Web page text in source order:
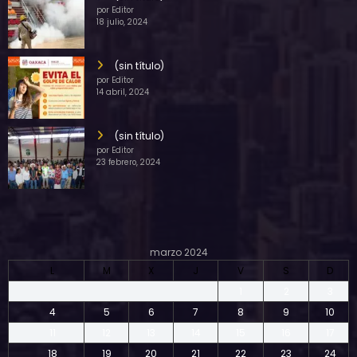
por Editor
18 julio, 2024
(sin título)
por Editor
14 abril, 2024
(sin título)
por Editor
23 febrero, 2024
marzo 2024
L
M X J V S
D
4
5 6 7 8 9
10
18
19 20 21 22 23 24